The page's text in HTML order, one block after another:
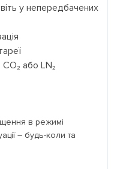
у непередбачених
або LN₂
в режимі
– будь-коли та